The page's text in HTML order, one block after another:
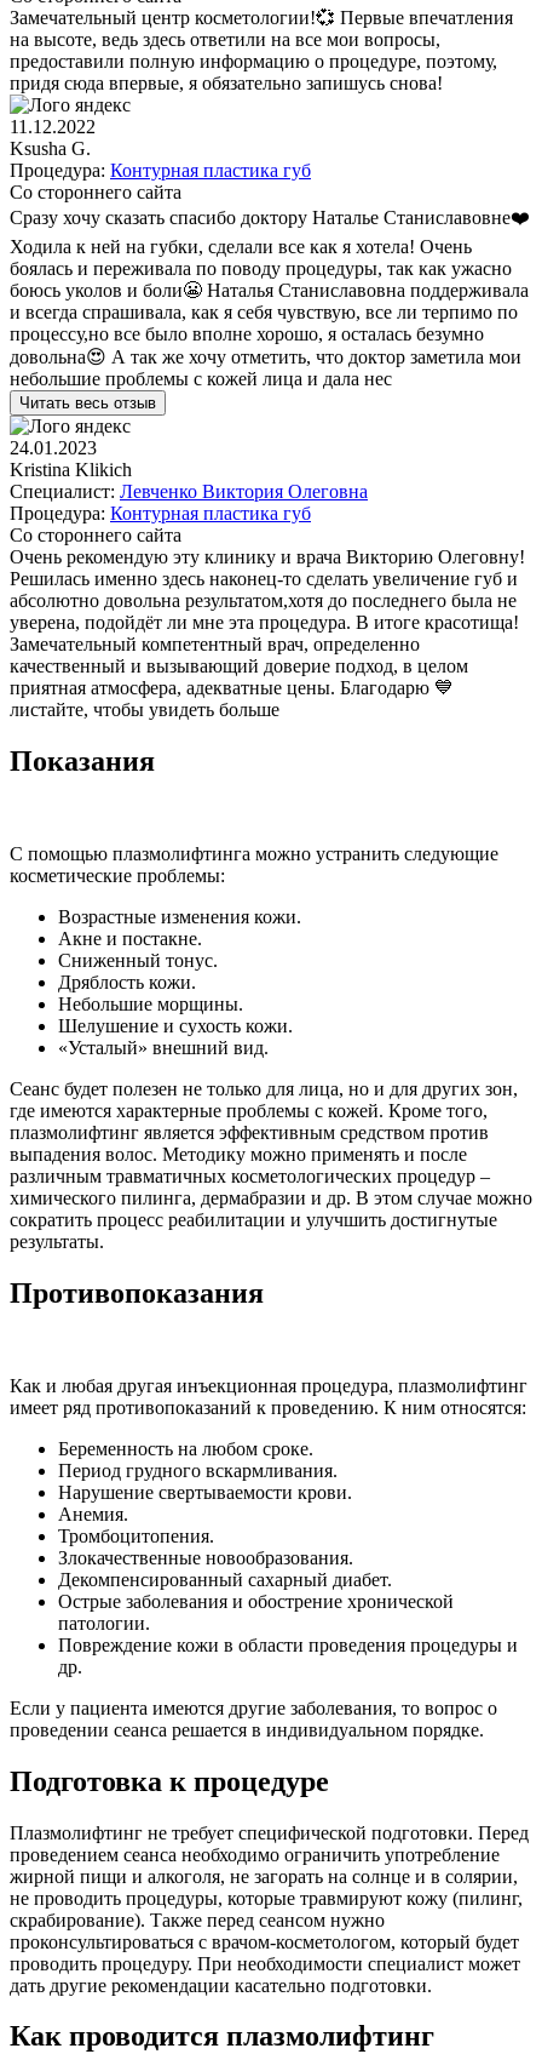
Замечательный центр косметологии!💞 Первые впечатления
на высоте, ведь здесь ответили на все мои вопросы,
предоставили полную информацию о процедуре, поэтому,
придя сюда впервые, я обязательно запишусь снова!
11.12.2022
Ksusha G.
Процедура: Контурная пластика губ
Со стороннего сайта
Сразу хочу сказать спасибо доктору Наталье Станиславовне❤️
Ходила к ней на губки, сделали все как я хотела! Очень
боялась и переживала по поводу процедуры, так как ужасно
боюсь уколов и боли😬 Наталья Станиславовна поддерживала
и всегда спрашивала, как я себя чувствую, все ли терпимо по
процессу,но все было вполне хорошо, я осталась безумно
довольна😍 А так же хочу отметить, что доктор заметила мои
небольшие проблемы с кожей лица и дала нес
Читать весь отзыв
24.01.2023
Kristina Klikich
Специалист: Левченко Виктория Олеговна
Процедура: Контурная пластика губ
Со стороннего сайта
Очень рекомендую эту клинику и врача Викторию Олеговну!
Решилась именно здесь наконец-то сделать увеличение губ и
абсолютно довольна результатом,хотя до последнего была не
уверена, подойдёт ли мне эта процедура. В итоге красотища!
Замечательный компетентный врач, определенно
качественный и вызывающий доверие подход, в целом
приятная атмосфера, адекватные цены. Благодарю 💙
листайте, чтобы увидеть больше
Показания
С помощью плазмолифтинга можно устранить следующие
косметические проблемы:
Возрастные изменения кожи.
Акне и постакне.
Сниженный тонус.
Дряблость кожи.
Небольшие морщины.
Шелушение и сухость кожи.
«Усталый» внешний вид.
Сеанс будет полезен не только для лица, но и для других зон,
где имеются характерные проблемы с кожей. Кроме того,
плазмолифтинг является эффективным средством против
выпадения волос. Методику можно применять и после
различным травматичных косметологических процедур –
химического пилинга, дермабразии и др. В этом случае можно
сократить процесс реабилитации и улучшить достигнутые
результаты.
Противопоказания
Как и любая другая инъекционная процедура, плазмолифтинг
имеет ряд противопоказаний к проведению. К ним относятся:
Беременность на любом сроке.
Период грудного вскармливания.
Нарушение свертываемости крови.
Анемия.
Тромбоцитопения.
Злокачественные новообразования.
Декомпенсированный сахарный диабет.
Острые заболевания и обострение хронической
патологии.
Повреждение кожи в области проведения процедуры и
др.
Если у пациента имеются другие заболевания, то вопрос о
проведении сеанса решается в индивидуальном порядке.
Подготовка к процедуре
Плазмолифтинг не требует специфической подготовки. Перед
проведением сеанса необходимо ограничить употребление
жирной пищи и алкоголя, не загорать на солнце и в солярии,
не проводить процедуры, которые травмируют кожу (пилинг,
скрабирование). Также перед сеансом нужно
проконсультироваться с врачом-косметологом, который будет
проводить процедуру. При необходимости специалист может
дать другие рекомендации касательно подготовки.
Как проводится плазмолифтинг